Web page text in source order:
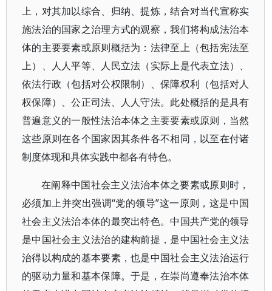
上，对其加以综合、归纳、提炼，结合对当代宣称实
施法治的国家之治理方式的观察，我们将构成法治本
体的主要要素或原则概括为：法律至上（包括宪法至
上）、人人平等、人民立法（实际上是代表立法）、
依法行政（包括对公权限制）、保障权利（包括对人
权保障）、公正司法、人人守法。此处概括的是具有
普遍意义的一般性法治本体之主要要素或原则，当然
这些原则在各个国家因其条件各不相同，以至在付诸
制度体现和具体实践中都各有特色。
在阐释中国社会主义法治本体之要素或原则时，
必须加上并突出强调“党的领导”这一原则，这是中国
社会主义法治本体的最突出特色。中国共产党的领导
是中国社会主义法治的建构前提，是中国社会主义法
治得以构成的基本要素，也是中国社会主义法治运行
的驱动力量和基本保障。于是，在崇尚遵奉法治本体